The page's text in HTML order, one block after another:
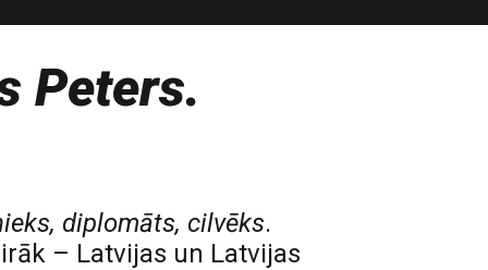
Peters.
diplomāts, cilvēks.
– Latvijas un Latvijas